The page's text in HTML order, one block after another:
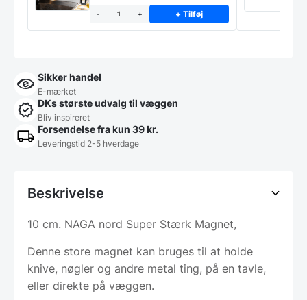
- + + Tilføj
Sikker handel
E-mærket
DKs største udvalg til væggen
Bliv inspireret
Forsendelse fra kun 39 kr.
Leveringstid 2-5 hverdage
Beskrivelse
10 cm. NAGA nord Super Stærk Magnet,
Denne store magnet kan bruges til at holde
knive, nøgler og andre metal ting, på en tavle,
eller direkte på væggen.